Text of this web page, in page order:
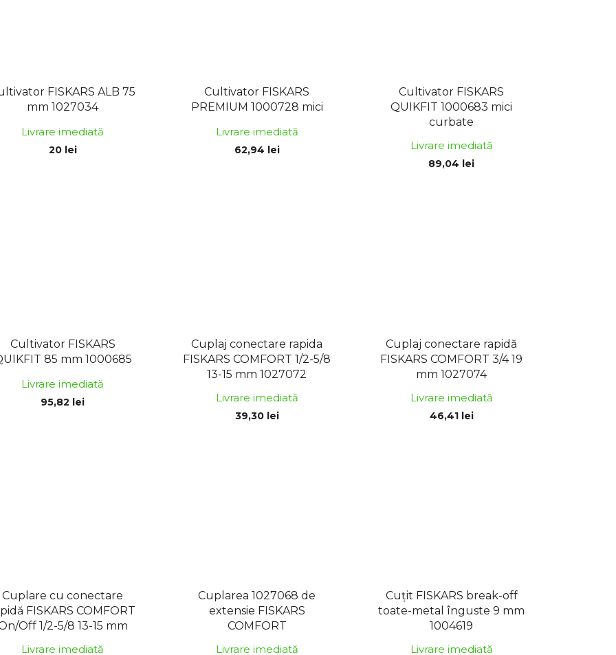
FISKARS ALB 75
mm 1027034
Livrare imediată
20 lei
Cultivator FISKARS
PREMIUM 1000728 mici
Livrare imediată
62,94 lei
Cultivator FISKARS
QUIKFIT 1000683 mici
curbate
Livrare imediată
89,04 lei
Cultivator FISKARS
85 mm 1000685
Livrare imediată
95,82 lei
Cuplaj conectare rapida
FISKARS COMFORT 1/2-5/8
13-15 mm 1027072
Livrare imediată
39,30 lei
Cuplaj conectare rapidă
FISKARS COMFORT 3/4 19
mm 1027074
Livrare imediată
46,41 lei
Cuplare cu conectare
FISKARS COMFORT
Off 1/2-5/8 13-15 mm
Livrare imediată
Cuplarea 1027068 de
extensie FISKARS
COMFORT
Livrare imediată
Cuțit FISKARS break-off
toate-metal înguste 9 mm
1004619
Livrare imediată